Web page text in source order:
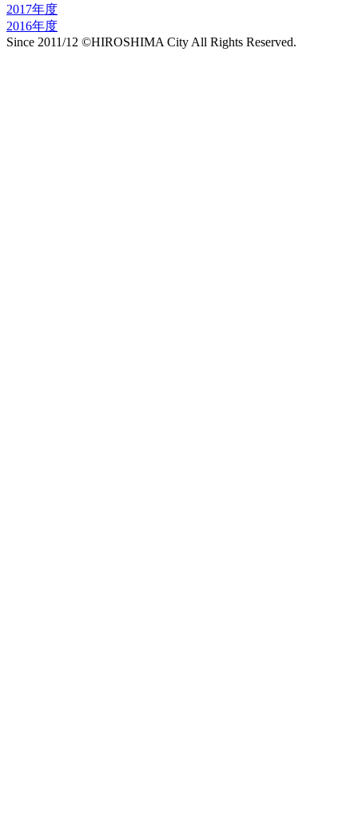
2017年度
2016年度
Since 2011/12 ©HIROSHIMA City All Rights Reserved.